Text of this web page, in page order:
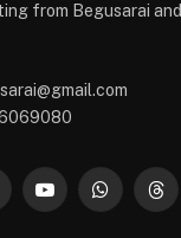
from Begusarai
YouTubeWhatsApp